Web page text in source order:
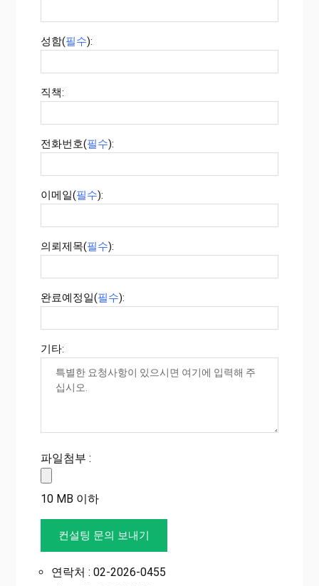
성함(필수):
직책:
전화번호(필수):
이메일(필수):
의뢰제목(필수):
완료예정일(필수):
기타:
파일첨부 :
10 MB 이하
연락처 : 02-2026-0455